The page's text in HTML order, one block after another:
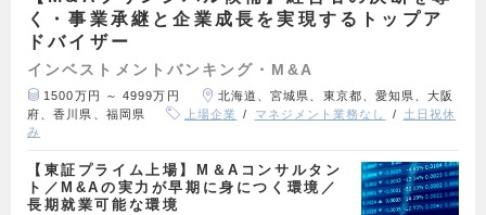
く・事業承継と企業成長を実現するトップア
ドバイザー
インベストメントバンキング・M&A
1500万円 ～ 4999万円
北海道、宮城県、東京都、愛知県、大阪
府、香川県、福岡県
上場企業 マネジメント業務なし
土日祝休
み
【東証プライム上場】M＆Aコンサルタン
ト／M&Aの実力が早期に身につく環境／
長期就業可能な環境